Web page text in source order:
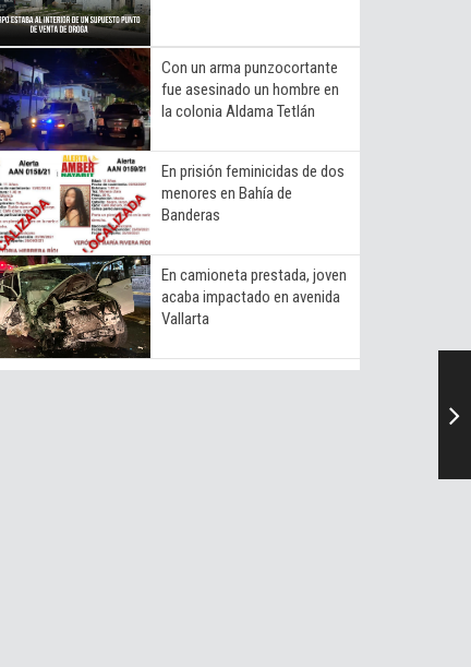
Con un arma punzocortante
fue asesinado un hombre en
la colonia Aldama Tetlán
En prisión feminicidas de dos
menores en Bahía de
Banderas
En camioneta prestada, joven
acaba impactado en avenida
Vallarta